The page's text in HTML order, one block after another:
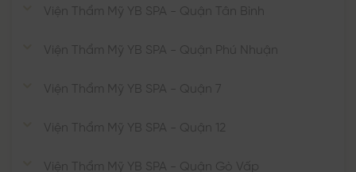
Viện Thẩm Mỹ YB SPA - Quận Tân Bình
Viện Thẩm Mỹ YB SPA - Quận Phú Nhuận
Viện Thẩm Mỹ YB SPA - Quận 7
Viện Thẩm Mỹ YB SPA - Quận 12
Viện Thẩm Mỹ YB SPA - Quận Gò Vấp